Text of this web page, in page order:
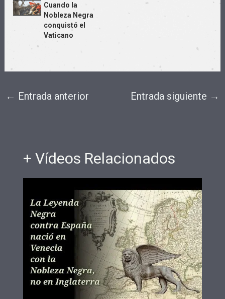
Cuando la
Nobleza Negra
conquistó el
Vaticano
← Entrada anterior Entrada siguiente →
+ Vídeos Relacionados